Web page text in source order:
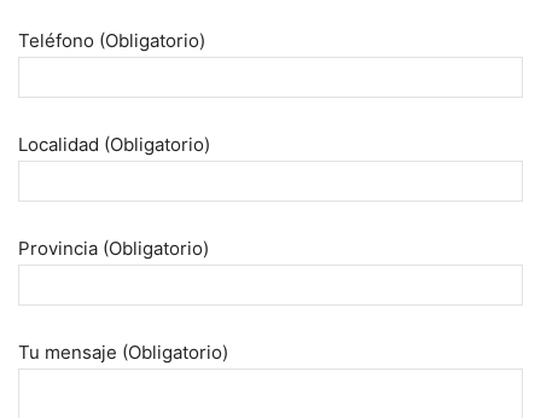
Teléfono (Obligatorio)
Localidad (Obligatorio)
Provincia (Obligatorio)
Tu mensaje (Obligatorio)